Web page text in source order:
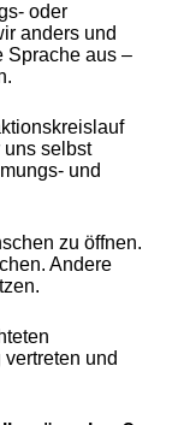
oder
anders und
Sprache aus –
uns selbst
und
zu öffnen.
Andere
und